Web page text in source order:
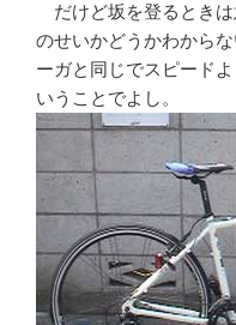
だけど坂を登るときは
のせいかどうかわから
ーガと同じでスピード
いうことでよし。